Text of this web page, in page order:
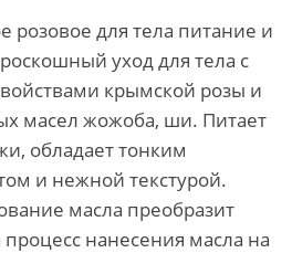
розовое для тела питание и
уход для тела с
крымской розы и
масел жожоба, ши. Питает
обладает тонким
и нежной текстурой.
масла преобразит
нанесения масла на